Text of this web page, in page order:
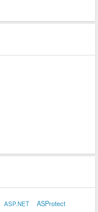
ASP.NET ASProtect